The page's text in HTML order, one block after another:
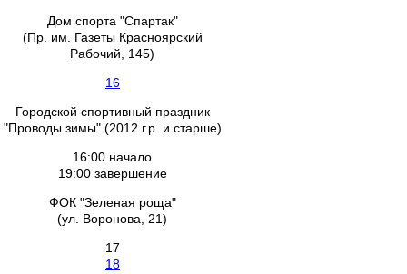
Дом спорта "Спартак"
(Пр. им. Газеты Красноярский
Рабочий, 145)
16
Городской спортивный праздник
"Проводы зимы" (2012 г.р. и старше)
16:00 начало
19:00 завершение
ФОК "Зеленая роща"
(ул. Воронова, 21)
17
18